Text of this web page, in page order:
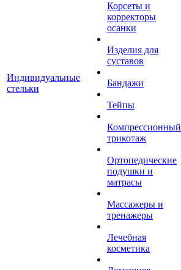
Индивидуальные
стельки
Корсеты и
корректоры
осанки
Изделия для
суставов
Бандажи
Тейпы
Компрессионный
трикотаж
Ортопедические
подушки и
матрасы
Массажеры и
тренажеры
Лечебная
косметика